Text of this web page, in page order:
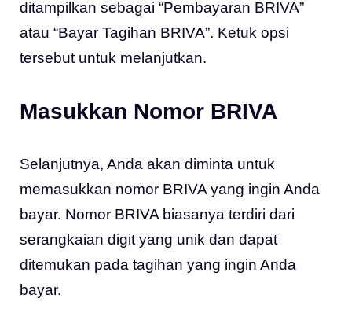
ditampilkan sebagai “Pembayaran BRIVA”
atau “Bayar Tagihan BRIVA”. Ketuk opsi
tersebut untuk melanjutkan.
Masukkan Nomor BRIVA
Selanjutnya, Anda akan diminta untuk
memasukkan nomor BRIVA yang ingin Anda
bayar. Nomor BRIVA biasanya terdiri dari
serangkaian digit yang unik dan dapat
ditemukan pada tagihan yang ingin Anda
bayar.